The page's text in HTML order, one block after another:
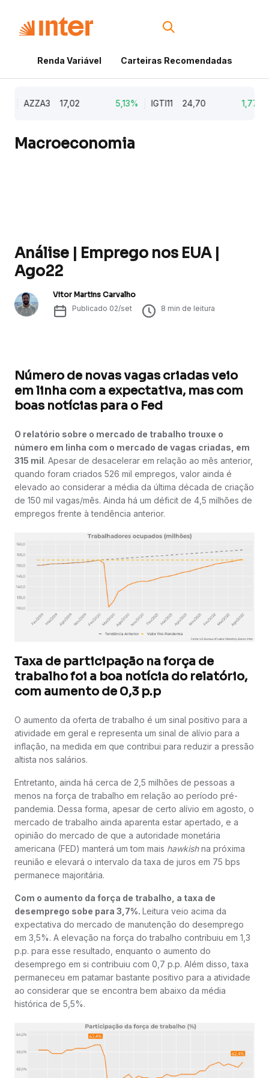
Renda Variável Carteiras Recomendadas
AZZA3 17,02 5,13% IGTI11 24,70 1,77%
Macroeconomia
Análise | Emprego nos EUA |
Ago22
Vitor Martins Carvalho
Publicado 02/set 8 min de leitura
Número de novas vagas criadas veio
em linha com a expectativa, mas com
boas notícias para o Fed
O relatório sobre o mercado de trabalho trouxe o
número em linha com o mercado de vagas criadas, em
315 mil. Apesar de desacelerar em relação ao mês anterior,
quando foram criados 526 mil empregos, valor ainda é
elevado ao considerar a média da última década de criação
de 150 mil vagas/mês. Ainda há um déficit de 4,5 milhões de
empregos frente à tendência anterior.
Taxa de participação na força de
trabalho foi a boa notícia do relatório,
com aumento de 0,3 p.p
O aumento da oferta de trabalho é um sinal positivo para a
atividade em geral e representa um sinal de alívio para a
inflação, na medida em que contribui para reduzir a pressão
altista nos salários.
Entretanto, ainda há cerca de 2,5 milhões de pessoas a
menos na força de trabalho em relação ao período pré-
pandemia. Dessa forma, apesar de certo alívio em agosto, o
mercado de trabalho ainda aparenta estar apertado, e a
opinião do mercado de que a autoridade monetária
americana (FED) manterá um tom mais hawkishna próxima
reunião e elevará o intervalo da taxa de juros em 75 bps
permanece majoritária.
Com o aumento da força de trabalho, a taxa de
desemprego sobe para 3,7%. Leitura veio acima da
expectativa do mercado de manutenção do desemprego
em 3,5%. A elevação na força do trabalho contribuiu em 1,3
p.p. para esse resultado, enquanto o aumento do
desemprego em si contribuiu com 0,7 p.p. Além disso, taxa
permaneceu em patamar bastante positivo para a atividade
ao considerar que se encontra bem abaixo da média
histórica de 5,5%.